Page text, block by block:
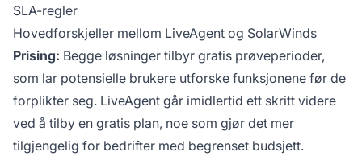
SLA-regler
Hovedforskjeller mellom LiveAgent og SolarWinds
Prising: Begge løsninger tilbyr gratis prøveperioder,
som lar potensielle brukere utforske funksjonene før de
forplikter seg. LiveAgent går imidlertid ett skritt videre
ved å tilby en gratis plan, noe som gjør det mer
tilgjengelig for bedrifter med begrenset budsjett.